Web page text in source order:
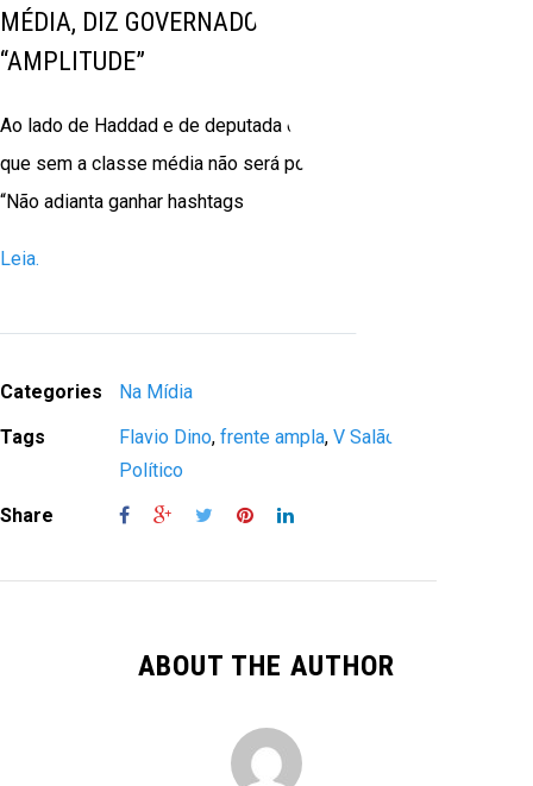
MÉDIA, DIZ GOVERNADOR, QUE PEDE
“AMPLITUDE”
Ao lado de Haddad e de deputada do Psol, Flávio Dino avalia
que sem a classe média não será possível sair da defensiva.
“Não adianta ganhar hashtags
Leia.
Categories
Na Mídia
Tags
Flavio Dino, frente ampla, V Salão do Livro
Político
Share
ABOUT THE AUTHOR